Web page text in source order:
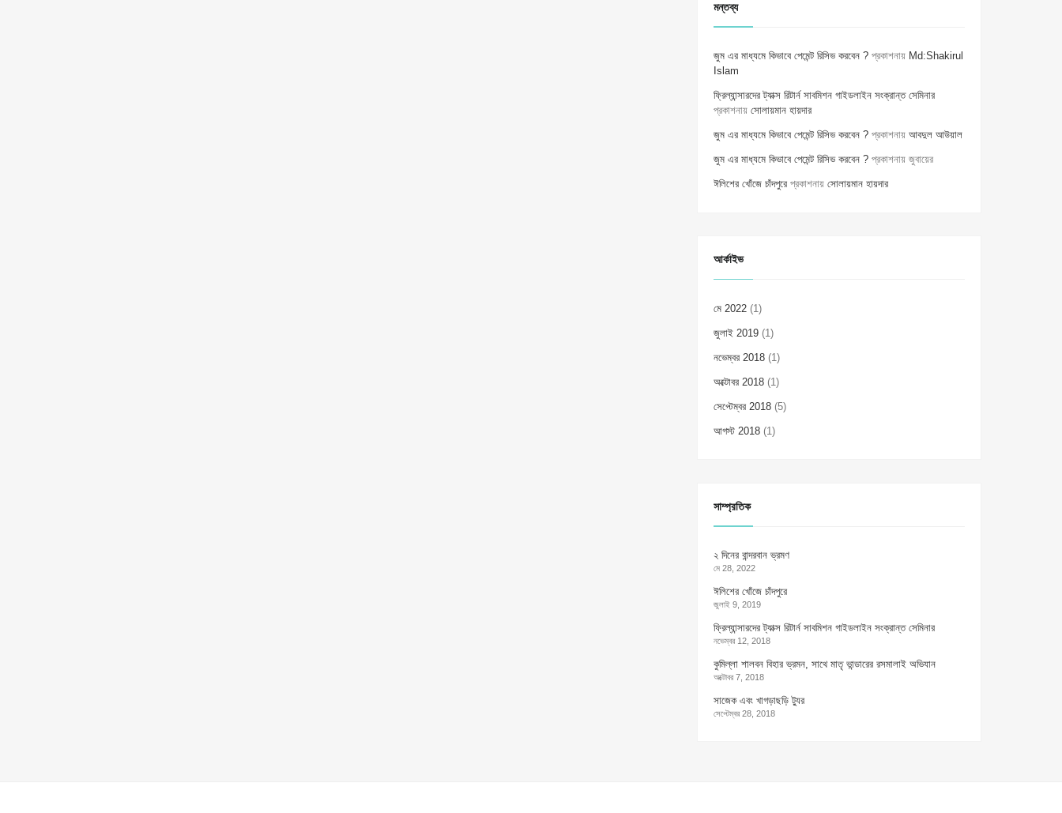
মন্তব্য
জুম এর মাধ্যমে কিভাবে পেমেন্ট রিসিভ করবেন ? প্রকাশনায় Md:Shakirul
Islam
ফ্রিল্যান্সারদের ট্যাক্স রিটার্ন সাবমিশন গাইডলাইন সংক্রান্ত সেমিনার
প্রকাশনায় সোলায়মান হায়দার
জুম এর মাধ্যমে কিভাবে পেমেন্ট রিসিভ করবেন ? প্রকাশনায় আবদুল আউয়াল
জুম এর মাধ্যমে কিভাবে পেমেন্ট রিসিভ করবেন ? প্রকাশনায় জুবায়ের
ঈলিশের খোঁজে চাঁদপুরে প্রকাশনায় সোলায়মান হায়দার
আর্কাইভ
মে 2022 (1)
জুলাই 2019 (1)
নভেম্বর 2018 (1)
অক্টোবর 2018 (1)
সেপ্টেম্বর 2018 (5)
আগস্ট 2018 (1)
সাম্প্রতিক
২ দিনের বান্দরবান ভ্রমণ
মে 28, 2022
ঈলিশের খোঁজে চাঁদপুরে
জুলাই 9, 2019
ফ্রিল্যান্সারদের ট্যাক্স রিটার্ন সাবমিশন গাইডলাইন সংক্রান্ত সেমিনার
নভেম্বর 12, 2018
কুমিল্লা শালবন বিহার ভ্রমন, সাথে মাতৃ ভান্ডারের রসমালাই অভিযান
অক্টোবর 7, 2018
সাজেক এবং খাগড়াছড়ি ট্যুর
সেপ্টেম্বর 28, 2018